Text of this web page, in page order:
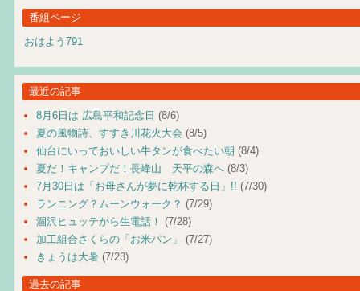
番組ページ
おはよう791
最近の記事
8月6日は 広島平和記念日 (8/6)
夏の風物詩、すすき川花火大会 (8/5)
仙台にいっておいしい牛タンが食べたい朝 (8/4)
夏だ！キャンプだ！長峰山 天平の森へ (8/3)
7月30日は「お母さんが夢に乾杯する日」!! (7/30)
ランニング？ムーンウォーク？ (7/29)
涸沢ヒュッテから生電話！ (7/28)
加工組合さくらの「お米パン」
(7/27)
きょうは大暑 (7/23)
過去の記事